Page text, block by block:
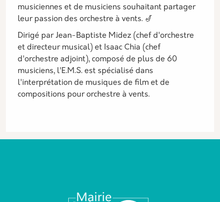
musiciennes et de musiciens souhaitant partager
leur passion des orchestre à vents. 🎷
Dirigé par Jean-Baptiste Midez (chef d'orchestre
et directeur musical) et Isaac Chia (chef
d'orchestre adjoint), composé de plus de 60
musiciens, l'E.M.S. est spécialisé dans
l'interprétation de musiques de film et de
compositions pour orchestre à vents.